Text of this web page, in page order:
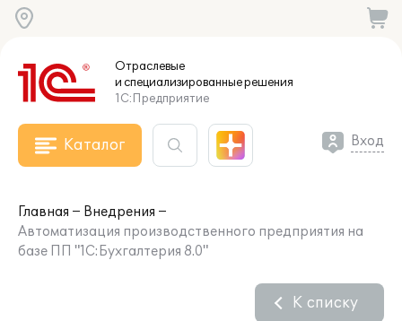
Отраслевые
и специализированныерешения
1С:Предприятие
Каталог Вход
Главная
Внедрения
Автоматизация производственного предприятия на
базе ПП "1С:Бухгалтерия 8.0"
К списку